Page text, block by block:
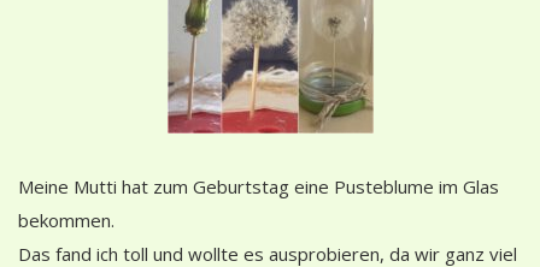
Meine Mutti hat zum Geburtstag eine Pusteblume im Glas
bekommen.
Das fand ich toll und wollte es ausprobieren, da wir ganz viel